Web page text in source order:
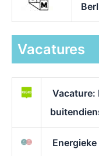
Vacatures
Vacature: